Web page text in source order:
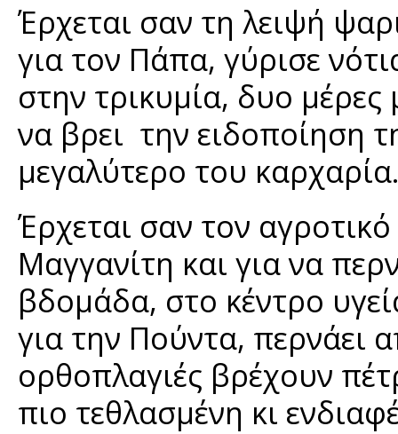
Έρχεται σαν τη λειψή
για τον Πάπα, γύρισε
στην τρικυμία, δυο
να βρει την ειδοποίηση
μεγαλύτερο του
Έρχεται σαν τον
Μαγγανίτη και για να
βδομάδα, στο κέντρο
για την Πούντα, περνάει
ορθοπλαγιές βρέχουν
πιο τεθλασμένη κι